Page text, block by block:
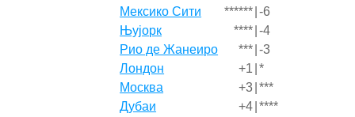
Мексико Сити
****** -6
Њујорк
**** -4
Рио де Жанеиро
*** -3
Лондон
+1 *
Москва
+3 ***
Дубаи
+4 ****